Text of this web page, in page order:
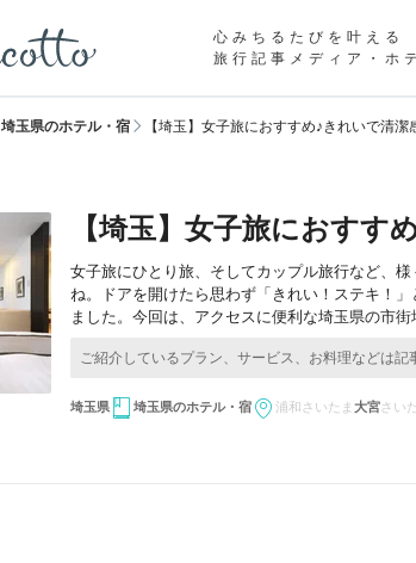
心みちるたびを叶える
旅行記事メディア・ホ
埼玉県のホテル・宿 【埼玉】女子旅におすすめ♪きれいで清
【埼玉】女子旅におすす
女子旅にひとり旅、そしてカップル旅行など、
ね。ドアを開けたら思わず「きれい！ステキ！
ました。今回は、アクセスに便利な埼玉県の市
埼玉県 埼玉県のホテル・宿 浦和 さいたま 大宮さい